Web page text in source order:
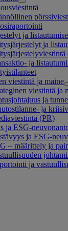
ja
ja
ja
viestintä ja maine
viestintä ja
ja
ja
(PR)
ja ESG-
ja ESG-
– määrittely ja
ja